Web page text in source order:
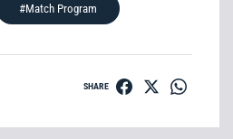
#Match Program
SHARE